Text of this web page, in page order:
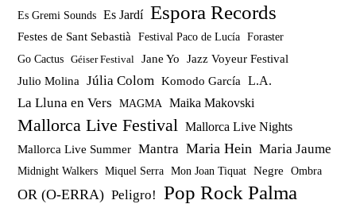
Es Gremi Sounds Es Jardí Espora Records
Festes de Sant Sebastià Festival Paco de Lucía Foraster
Go Cactus Géiser Festival Jane Yo
Jazz Voyeur Festival
Julio Molina
Júlia Colom Komodo García L.A.
La Lluna en Vers MAGMA Maika Makovski
Mallorca Live Festival Mallorca Live Nights
Mallorca Live Summer Mantra Maria Hein Maria Jaume
Midnight Walkers Miquel Serra Mon Joan Tiquat Negre Ombra
OR (O-ERRA) Peligro!
Pop Rock Palma